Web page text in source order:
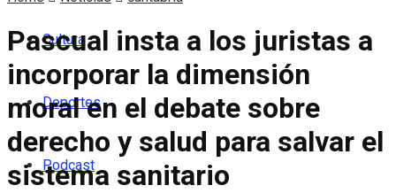
Cultura
Deportes
Podcast
Pascual insta a los juristas a
incorporar la dimensión
moral en el debate sobre
derecho y salud para salvar el
sistema sanitario